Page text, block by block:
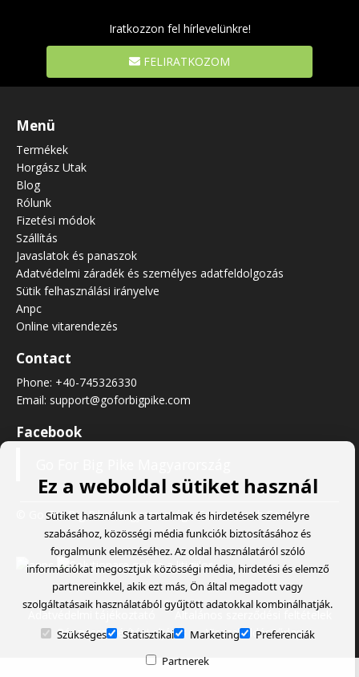
Iratkozzon fel hírlevelünkre!
FELIRATKOZOM
Menü
Termékek
Horgász Utak
Blog
Rólunk
Fizetési módok
Szállítás
Javaslatok és panaszok
Adatvédelmi záradék és személyes adatfeldolgozás
Sütik felhasználási irányelve
Anpc
Online vitarendezés
Contact
Phone: +40-745326330
Email: support@goforbigpike.com
Facebook
© Go For Big Pike Magyarország- Created withSoldigo
Adatvédelmi tájékoztató
Általános szerződési feltételek
Pénzvisszatérítési eljárás
Visszaküldési űrlap
Ez a weboldal sütiket használ
Sütiket használunk a tartalmak és hirdetések személyre
szabásához, közösségi média funkciók biztosításához és
forgalmunk elemzéséhez. Az oldal használatáról szóló
információkat megosztjuk közösségi média, hirdetési és elemző
partnereinkkel, akik ezt más, Ön által megadott vagy
szolgáltatásaik használatából gyűjtött adatokkal kombinálhatják.
Szükséges Statisztikai Marketing
Preferenciák
Partnerek